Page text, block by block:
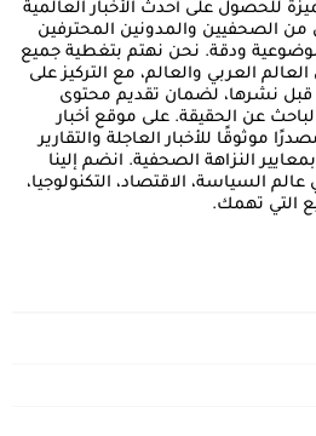
للحصول على أحدث الأخبار العالمية
من الصحفيين والمدونين المحترفين
ودقة. نحن نهتم بتغطية جميع
العربي والعالم، مع التركيز على
نشرها، لضمان تقديم محتوى
عن الحقيقة. على موقع أخبار
موثوقًا للأخبار العاجلة والتقارير
بمعايير النزاهة الصحفية. انضم إلينا
السياسة، الاقتصاد، التكنولوجيا،
التي تهمك.